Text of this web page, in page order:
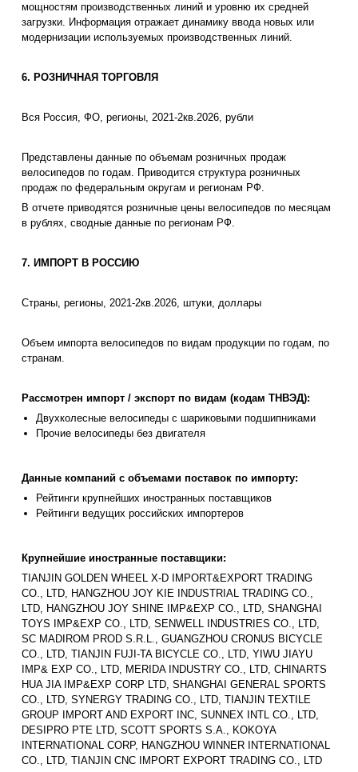
мощностям производственных линий и уровню их средней
загрузки. Информация отражает динамику ввода новых или
модернизации используемых производственных линий.
6. РОЗНИЧНАЯ ТОРГОВЛЯ
Вся Россия, ФО, регионы, 2021-2кв.2026, рубли
Представлены данные по объемам розничных продаж
велосипедов по годам. Приводится структура розничных
продаж по федеральным округам и регионам РФ.
В отчете приводятся розничные цены велосипедов по месяцам
в рублях, сводные данные по регионам РФ.
7. ИМПОРТ В РОССИЮ
Страны, регионы, 2021-2кв.2026, штуки, доллары
Объем импорта велосипедов по видам продукции по годам, по
странам.
Рассмотрен импорт / экспорт по видам (кодам ТНВЭД):
Двухколесные велосипеды с шариковыми подшипниками
Прочие велосипеды без двигателя
Данные компаний с объемами поставок по импорту:
Рейтинги крупнейших иностранных поставщиков
Рейтинги ведущих российских импортеров
Крупнейшие иностранные поставщики:
TIANJIN GOLDEN WHEEL X-D IMPORT&EXPORT TRADING
CO., LTD, HANGZHOU JOY KIE INDUSTRIAL TRADING CO.,
LTD, HANGZHOU JOY SHINE IMP&EXP CO., LTD, SHANGHAI
TOYS IMP&EXP CO., LTD, SENWELL INDUSTRIES CO., LTD,
SC MADIROM PROD S.R.L., GUANGZHOU CRONUS BICYCLE
CO., LTD, TIANJIN FUJI-TA BICYCLE CO., LTD, YIWU JIAYU
IMP& EXP CO., LTD, MERIDA INDUSTRY CO., LTD, CHINARTS
HUA JIA IMP&EXP CORP LTD, SHANGHAI GENERAL SPORTS
CO., LTD, SYNERGY TRADING CO., LTD, TIANJIN TEXTILE
GROUP IMPORT AND EXPORT INC, SUNNEX INTL CO., LTD,
DESIPRO PTE LTD, SCOTT SPORTS S.A., KOKOYA
INTERNATIONAL CORP, HANGZHOU WINNER INTERNATIONAL
CO., LTD, TIANJIN CNC IMPORT EXPORT TRADING CO., LTD